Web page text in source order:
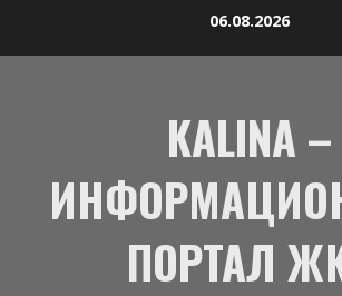
06.08.2026
KALINA –
ПОРТАЛ